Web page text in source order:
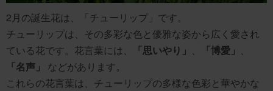
2月の誕生花は、「チューリップ」です。
チューリップは、その多彩な色と優雅な姿から広く愛され
ている花です。花言葉には、
「思いやり」 、 「博愛」 、
「名声」
などがあります。
これらの花言葉は、チューリップの多様な色彩と華やかな